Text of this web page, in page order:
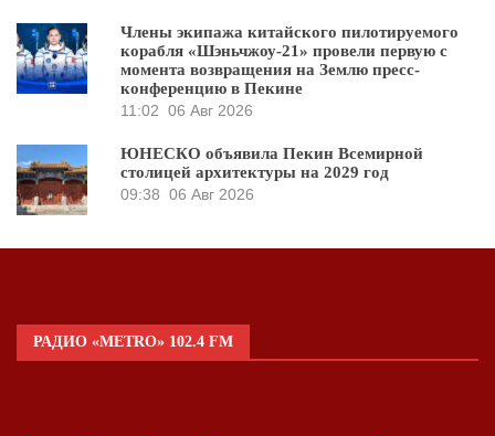
Члены экипажа китайского пилотируемого
корабля «Шэньчжоу-21» провели первую с
момента возвращения на Землю пресс-
конференцию в Пекине
11:02 06 Авг 2026
ЮНЕСКО объявила Пекин Всемирной
столицей архитектуры на 2029 год
09:38 06 Авг 2026
РАДИО «METRO» 102.4 FM